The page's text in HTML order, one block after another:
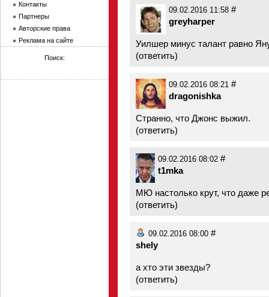
09.02.2016 11:58 #
greyharper
Уилшер минус талант равно
(ответить)
09.02.2016 08:21 #
dragonishka
Странно, что Джонс выжил.
(ответить)
09.02.2016 08:02 #
t1mka
МЮ настолько крут, что даже
(ответить)
09.02.2016 08:00 #
shely
а хто эти звезды?
(ответить)
Контакты
Партнеры
Авторские права
Реклама на сайте
Поиск: